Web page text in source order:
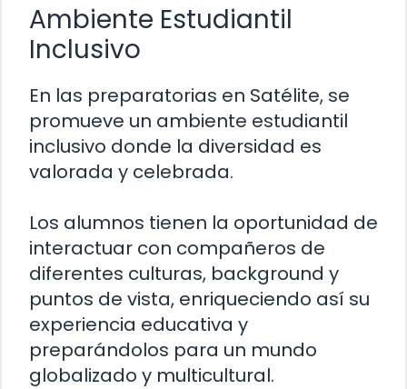
Ambiente Estudiantil
Inclusivo
En las preparatorias en Satélite, se
promueve un ambiente estudiantil
inclusivo donde la diversidad es
valorada y celebrada.
Los alumnos tienen la oportunidad de
interactuar con compañeros de
diferentes culturas, background y
puntos de vista, enriqueciendo así su
experiencia educativa y
preparándolos para un mundo
globalizado y multicultural.